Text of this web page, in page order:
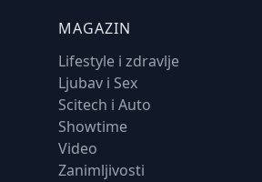
MAGAZIN
Lifestyle i zdravlje
Ljubav i Sex
Scitech i Auto
Showtime
Video
Zanimljivosti